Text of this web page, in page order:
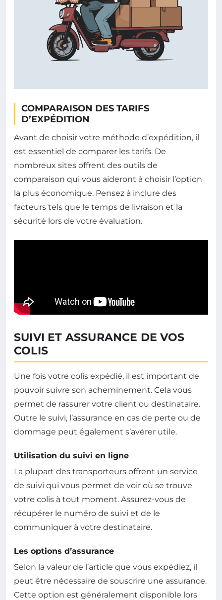
COMPARAISON DES TARIFS
D’EXPÉDITION
Avant de choisir votre méthode d’expédition, il
est essentiel de comparer les tarifs. De
nombreux sites offrent des outils de
comparaison qui vous aideront à choisir l’option
la plus économique. Pensez à inclure des
facteurs tels que le temps de livraison et la
sécurité lors de votre évaluation.
SUIVI ET ASSURANCE DE VOS
COLIS
Une fois votre colis expédié, il est important de
pouvoir suivre son acheminement. Cela vous
permet de rassurer votre client ou destinataire.
Outre le suivi, l’assurance en cas de perte ou de
dommage peut également s’avérer utile.
Utilisation du suivi en ligne
La plupart des transporteurs offrent un service
de suivi qui vous permet de voir où se trouve
votre colis à tout moment. Assurez-vous de
récupérer le numéro de suivi et de le
communiquer à votre destinataire.
Les options d’assurance
Selon la valeur de l’article que vous expédiez, il
peut être nécessaire de souscrire une assurance.
Cette option est généralement disponible lors